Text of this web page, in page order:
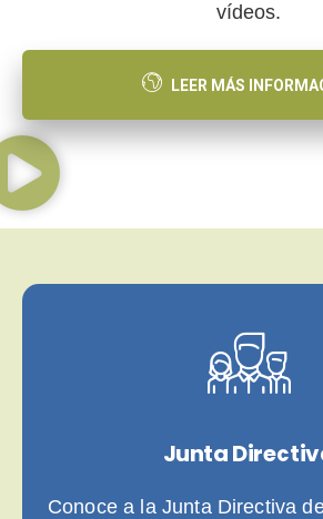
vídeos.
LEER MÁS
Junta
Conoce a la Junta Directiva